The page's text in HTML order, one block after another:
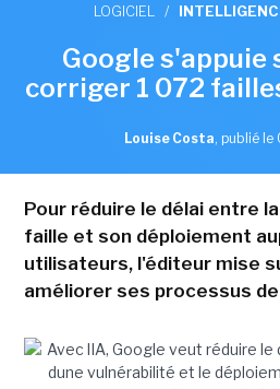
LOGICIEL /
Google s'appuie
corriger 1 072
Louise Costa, publié le
Pour réduire le délai entre
faille et son déploiement
utilisateurs, l'éditeur mise
améliorer ses processus